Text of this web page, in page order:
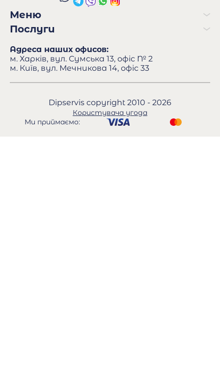
Меню
Послуги
Адреса наших офисов:
м. Харків, вул. Сумська 13, офіс № 2
м. Київ, вул. Мечникова 14, офіс 33
Dipservis copyright 2010 - 2026
Користувача угода
Ми приймаємо: